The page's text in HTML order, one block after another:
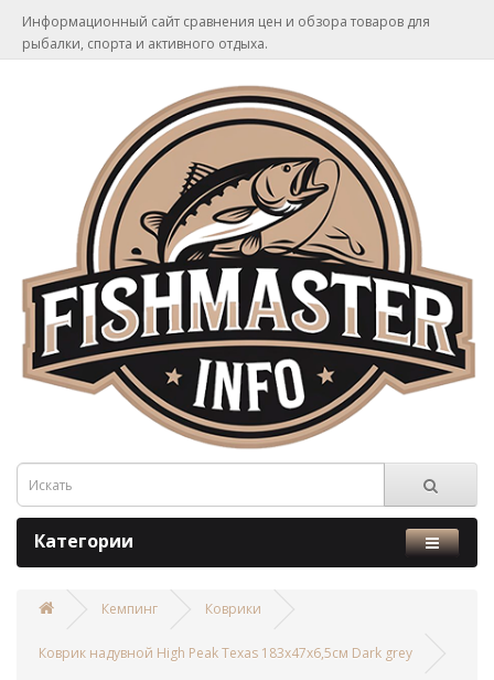
Информационный сайт сравнения цен и обзора товаров для
рыбалки, спорта и активного отдыха.
Категории
Кемпинг Коврики
Коврик надувной High Peak Texas 183x47x6,5см Dark grey